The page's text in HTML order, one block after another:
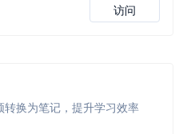
访问
转换为笔记，提升学习效率